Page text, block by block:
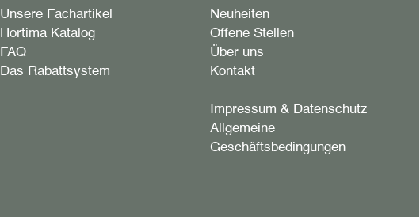
Unsere Fachartikel
Hortima Katalog
FAQ
Das Rabattsystem
Neuheiten
Offene Stellen
Über uns
Kontakt
Impressum & Datenschutz
Allgemeine
Geschäftsbedingungen